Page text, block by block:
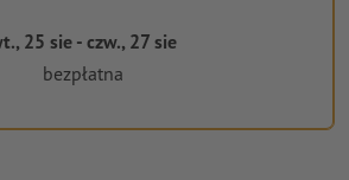
25 sie - czw., 27 sie
bezpłatna